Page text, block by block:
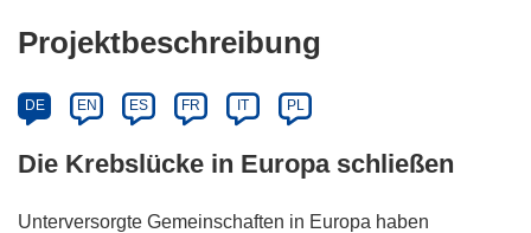
Projektbeschreibung
DE EN ES FR IT PL
Die Krebslücke in Europa schließen
Unterversorgte Gemeinschaften in Europa haben